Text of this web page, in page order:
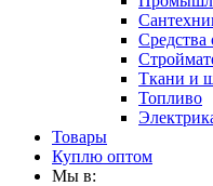
Ткани и
Топливо
Товары
Куплю оптом
Мы в: